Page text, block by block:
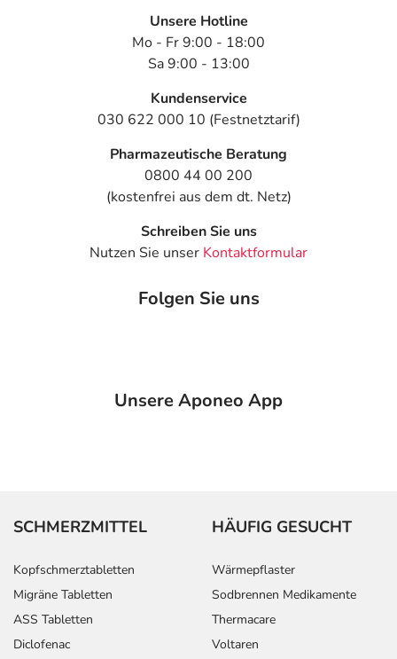
Unsere Hotline
Mo - Fr 9:00 - 18:00
Sa 9:00 - 13:00
Kundenservice
030 622 000 10 (Festnetztarif)
Pharmazeutische Beratung
0800 44 00 200
(kostenfrei aus dem dt. Netz)
Schreiben Sie uns
Nutzen Sie unser Kontaktformular
Folgen Sie uns
Unsere Aponeo App
SCHMERZMITTEL
Kopfschmerztabletten
Migräne Tabletten
ASS Tabletten
Diclofenac
HÄUFIG GESUCHT
Wärmepflaster
Sodbrennen Medikamente
Thermacare
Voltaren